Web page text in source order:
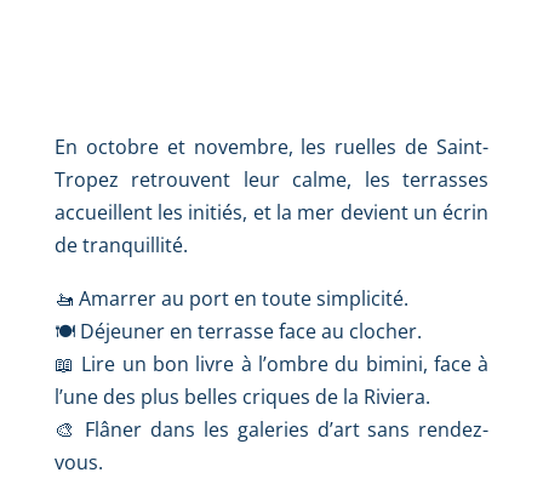
En octobre et novembre, les ruelles de Saint-
Tropez retrouvent leur calme, les terrasses
accueillent les initiés, et la mer devient un écrin
de tranquillité.
🚤 Amarrer au port en toute simplicité.
🍽️ Déjeuner en terrasse face au clocher.
📖 Lire un bon livre à l’ombre du bimini, face à
l’une des plus belles criques de la Riviera.
🎨 Flâner dans les galeries d’art sans rendez-
vous.